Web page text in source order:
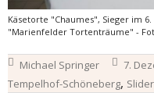
Käsetorte "Chaumes", Sieger im
"Marienfelder Tortenträume" -
Michael Springer 7.
Tempelhof-Schöneberg, Slider